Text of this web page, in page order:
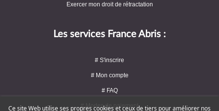
Exercer mon droit de rétractation
Les services France Abris :
# S'inscrire
# Mon compte
# FAQ
# Modes de paiement
Ce site Web utilise ses propres cookies et ceux de tiers pour améliorer nos